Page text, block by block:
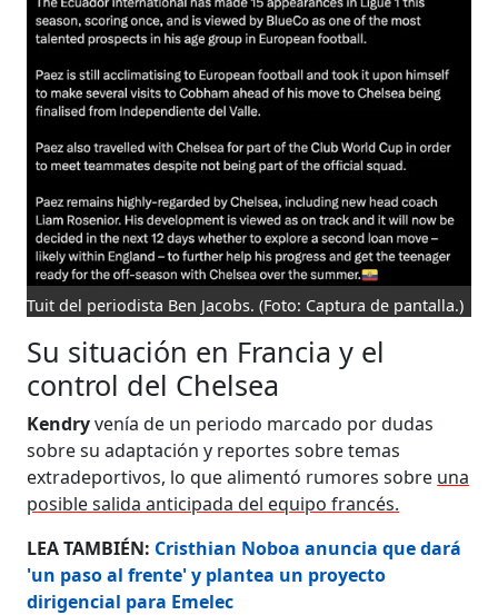
Tuit del periodista Ben Jacobs. (Foto: Captura de pantalla.)
Su situación en Francia y el
control del Chelsea
Kendryvenía de un periodo marcado por dudas
sobre su adaptación y reportes sobre temas
extradeportivos, lo que alimentó rumores sobre una
posible salida anticipada del equipo francés.
LEA TAMBIÉN: Cristhian Noboa anuncia que dará
'un paso al frente' y plantea un proyecto
dirigencial para Emelec